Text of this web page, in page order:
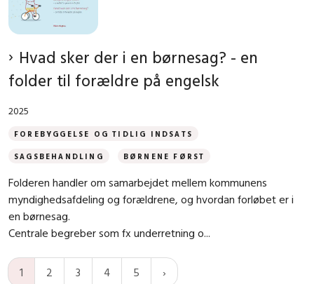
Hvad sker der i en børnesag? - en
folder til forældre på engelsk
2025
FOREBYGGELSE OG TIDLIG INDSATS
SAGSBEHANDLING BØRNENE FØRST
Folderen handler om samarbejdet mellem kommunens
myndighedsafdeling og forældrene, og hvordan forløbet er i
en børnesag.
Centrale begreber som fx underretning o...
1 2 3 4 5